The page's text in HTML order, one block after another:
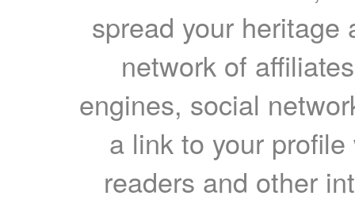
spread your heritage
network of
engines, social
a link to your
readers and other